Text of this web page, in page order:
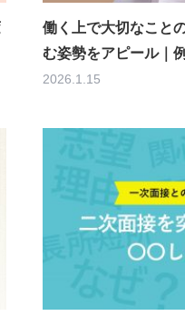
働く上で大切なこと
む姿勢をアピール｜
2026.1.15